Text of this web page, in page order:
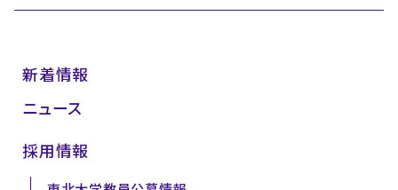
新着情報
ニュース
採用情報